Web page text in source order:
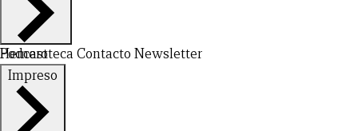
Hemeroteca Contacto Newsletter
Podcast
Impreso